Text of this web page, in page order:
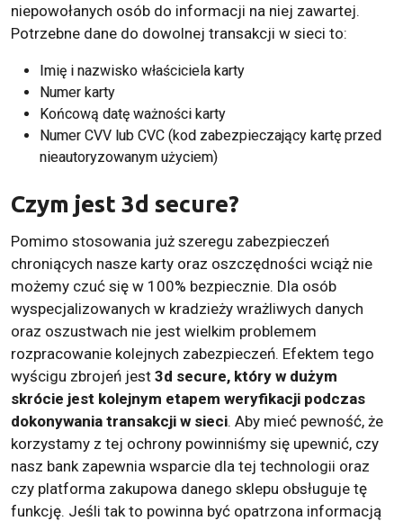
niepowołanych osób do informacji na niej zawartej.
Potrzebne dane do dowolnej transakcji w sieci to:
Imię i nazwisko właściciela karty
Numer karty
Końcową datę ważności karty
Numer CVV lub CVC (kod zabezpieczający kartę przed
nieautoryzowanym użyciem)
Czym jest 3d secure?
Pomimo stosowania już szeregu zabezpieczeń
chroniących nasze karty oraz oszczędności wciąż nie
możemy czuć się w 100% bezpiecznie. Dla osób
wyspecjalizowanych w kradzieży wrażliwych danych
oraz oszustwach nie jest wielkim problemem
rozpracowanie kolejnych zabezpieczeń. Efektem tego
wyścigu zbrojeń jest 3d secure, który w dużym
skrócie jest kolejnym etapem weryfikacji podczas
dokonywania transakcji w sieci. Aby mieć pewność, że
korzystamy z tej ochrony powinniśmy się upewnić, czy
nasz bank zapewnia wsparcie dla tej technologii oraz
czy platforma zakupowa danego sklepu obsługuje tę
funkcję. Jeśli tak to powinna być opatrzona informacją